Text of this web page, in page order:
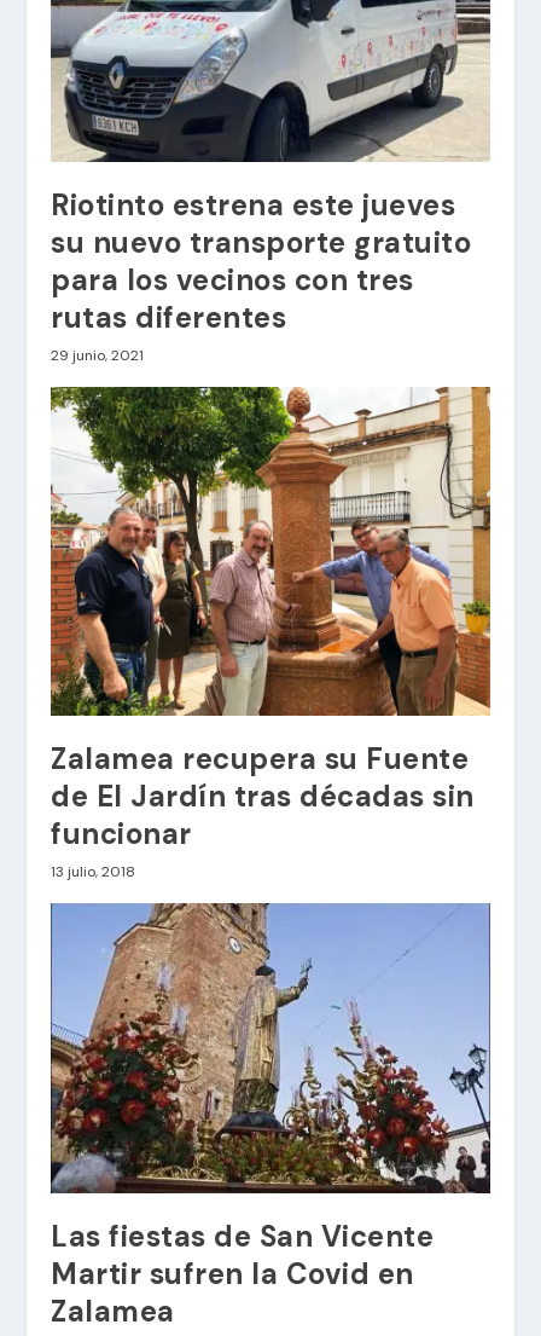
Riotinto estrena este jueves
su nuevo transporte gratuito
para los vecinos con tres
rutas diferentes
29 junio, 2021
Zalamea recupera su Fuente
de El Jardín tras décadas sin
funcionar
13 julio, 2018
Las fiestas de San Vicente
Martir sufren la Covid en
Zalamea